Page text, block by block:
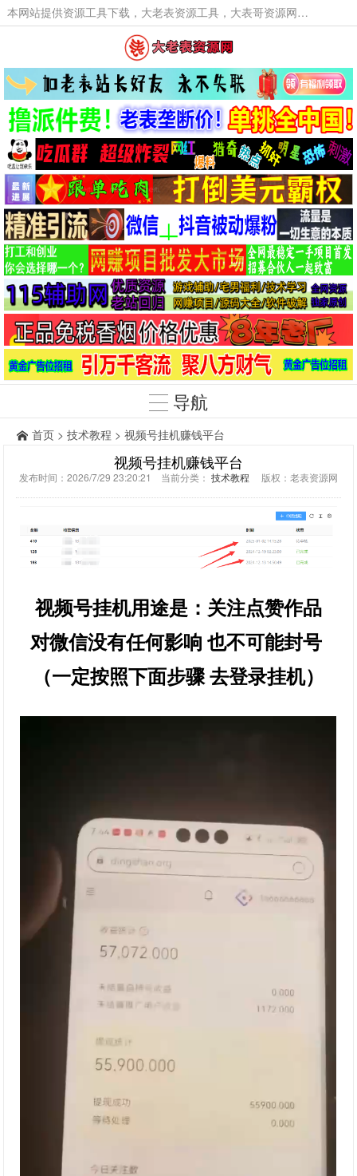
本网站提供资源工具下载，大老表资源工具，大表哥资源网软件工具，大老表资源下载，活动线报福利资源分享,活动线报，大型网游经典游戏，网络热门技术游戏辅助交流与分享。
导航
首页 > 技术教程 > 视频号挂机赚钱平台
视频号挂机赚钱平台
发布时间：2026/7/29 23:20:21 当前分类： 技术教程 版权：老表资源网
视频号挂机用途是：关注点赞作品
对微信没有任何影响 也不可能封号
（一定按照下面步骤 去登录挂机）